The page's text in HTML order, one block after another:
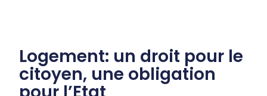
Logement: un droit pour le
citoyen, une obligation